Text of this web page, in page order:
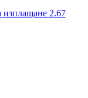
изплащане 2.67